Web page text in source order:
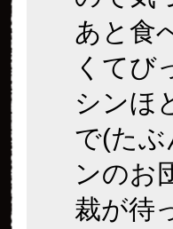
あと食
くてび
シンほ
で(た
ンのお
裁が待